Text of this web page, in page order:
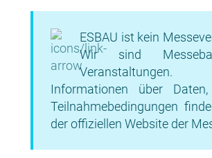
ESBAU ist kein
Wir sind
Informationen über
Teilnahmebedingungen
der offiziellen Website der